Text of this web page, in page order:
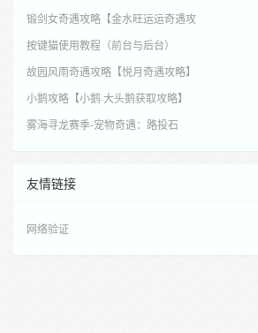
锻剑女奇遇攻略【金水旺运运奇遇攻
按键猫使用教程（前台与后台）
故园风雨奇遇攻略【悦月奇遇攻略】
小鹅攻略【小鹅·大头鹅获取攻略】
雾海寻龙赛季-宠物奇遇：路投石
友情链接
网络验证